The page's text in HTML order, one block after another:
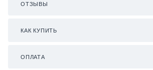
ОТЗЫВЫ
КАК КУПИТЬ
ОПЛАТА